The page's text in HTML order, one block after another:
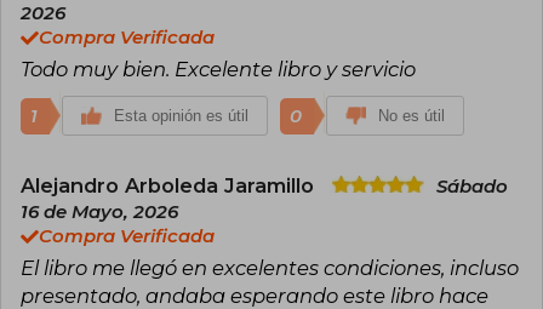
2026
Compra Verificada
Todo muy bien. Excelente libro y servicio
1 Esta opinión es útil 0 No es útil
Alejandro Arboleda Jaramillo
Sábado
16 de Mayo, 2026
Compra Verificada
El libro me llegó en excelentes condiciones, incluso
presentado, andaba esperando este libro hace